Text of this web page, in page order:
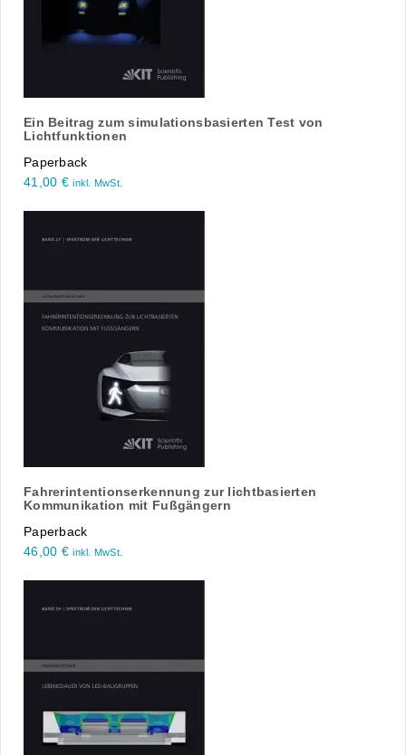
Ein Beitrag zum simulationsbasierten Test von
Lichtfunktionen
Paperback
41,00 € inkl. MwSt.
Fahrerintentionserkennung zur lichtbasierten
Kommunikation mit Fußgängern
Paperback
46,00 € inkl. MwSt.